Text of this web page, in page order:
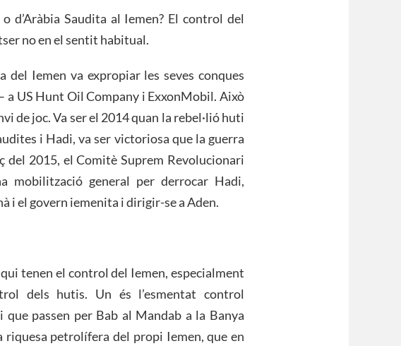
d’Aràbia Saudita al Iemen? El control del
no en el sentit habitual.
del Iemen va expropiar les seves conques
US Hunt Oil Company i ExxonMobil. Això
de joc. Va ser el 2014 quan la rebel·lió huti
i Hadi, va ser victoriosa que la guerra
del 2015, el Comitè Suprem Revolucionari
mobilització general per derrocar Hadi,
i el govern iemenita i dirigir-se a Aden.
tenen el control del Iemen, especialment
dels hutis. Un és l’esmentat control
passen per Bab al Mandab a la Banya
riquesa petrolífera del propi Iemen, que en